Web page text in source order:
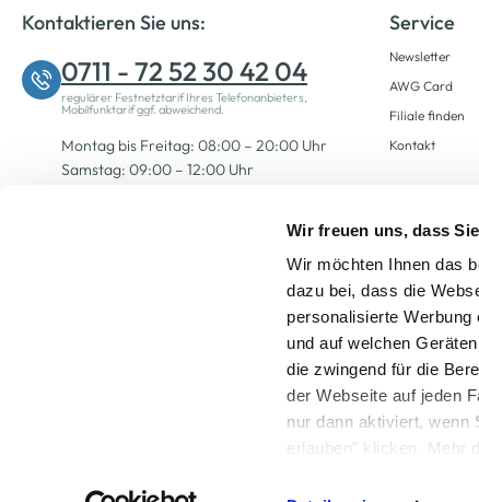
Wir freuen uns, dass
Wir möchten Ihnen das
dazu bei, dass die
personalisierte
und auf welchen
die zwingend für die
der Webseite auf jeden
nur dann aktiviert, wenn
erlauben" klicken.
Kontaktieren Sie uns:
0711 - 72 52 30 42 04
regulärer Festnetztarif Ihres Telefonanbieters,
Mobilfunktarif ggf. abweichend.
Montag bis Freitag: 08:00 – 20:00 Uhr
Samstag: 09:00 – 12:00 Uhr
Service
Newsletter
AWG Card
Filiale finden
Kontakt
Alle Preise inkl.